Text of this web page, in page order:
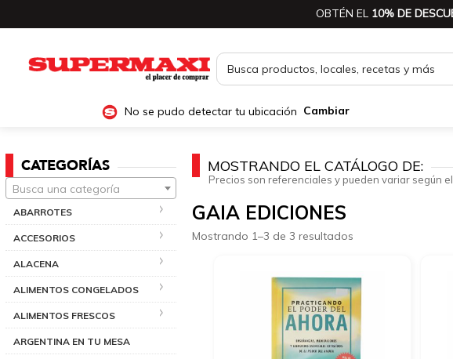
OBTÉN EL 10% DE
No se pudo detectar tu ubicación Cambiar
CATEGORÍAS
Busca una categoría
ABARROTES
ACCESORIOS
ALACENA
ALIMENTOS CONGELADOS
ALIMENTOS FRESCOS
ARGENTINA EN TU MESA
MOSTRANDO EL CATÁLOGO DE:
Precios son referenciales y pueden variar según el
GAIA EDICIONES
Mostrando 1–3 de 3 resultados